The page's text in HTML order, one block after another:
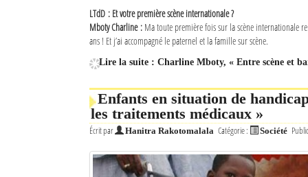
LTdD : Et votre première scène internationale ?
Mboty Charline : Ma toute première fois sur la scène internationale
ans ! Et j’ai accompagné le paternel et la famille sur scène.
Lire la suite : Charline Mboty, « Entre scène et
Enfants en situation de
les traitements médicaux »
Écrit par Hanitra Rakotomalala Catégorie : Société